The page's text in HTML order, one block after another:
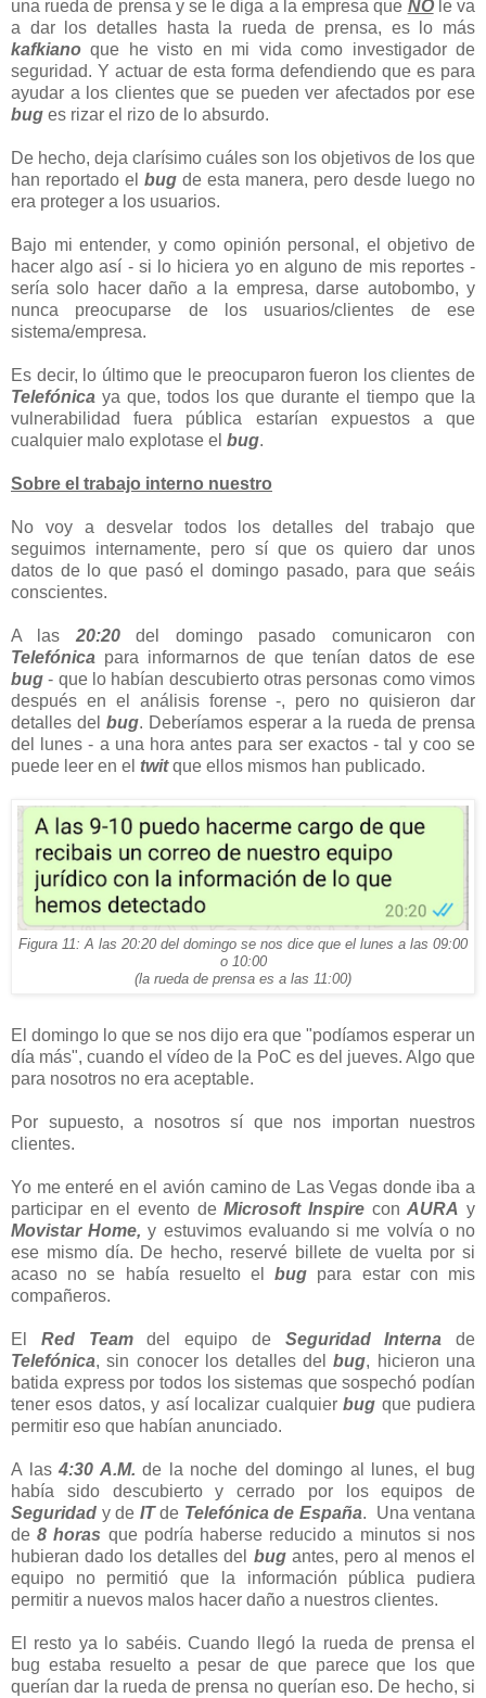
una rueda de prensa y se le diga a la empresa que NOle va
a dar los detalles hasta la rueda de prensa, es lo más
kafkiano que he visto en mi vida como investigador de
seguridad. Y actuar de esta forma defendiendo que es para
ayudar a los clientes que se pueden ver afectados por ese
bug es rizar el rizo de lo absurdo.
De hecho, deja clarísimo cuáles son los objetivos de los que
han reportado el bug de esta manera, pero desde luego no
era proteger a los usuarios.
Bajo mi entender, y como opinión personal, el objetivo de
hacer algo así - si lo hiciera yo en alguno de mis reportes -
sería solo hacer daño a la empresa, darse autobombo, y
nunca preocuparse de los usuarios/clientes de ese
sistema/empresa.
Es decir, lo último que le preocuparon fueron los clientes de
Telefónica ya que, todos los que durante el tiempo que la
vulnerabilidad fuera pública estarían expuestos a que
cualquier malo explotase el bug.
Sobre el trabajo interno nuestro
No voy a desvelar todos los detalles del trabajo que
seguimos internamente, pero sí que os quiero dar unos
datos de lo que pasó el domingo pasado, para que seáis
conscientes.
A las 20:20del domingo pasado comunicaron con
Telefónica para informarnos de que tenían datos de ese
bug - que lo habían descubierto otras personas como vimos
después en el análisis forense -, pero no quisieron dar
detalles del bug. Deberíamos esperar a la rueda de prensa
del lunes - a una hora antes para ser exactos - tal y coo se
puede leer en el twitque ellos mismos han publicado.
Figura 11: A las 20:20 del domingo se nos dice que el lunes a las 09:00
o 10:00
(la rueda de prensa es a las 11:00)
El domingo lo que se nos dijo era que "podíamos esperar un
día más", cuando el vídeo de la PoC es del jueves. Algo que
para nosotros no era aceptable.
Por supuesto, a nosotros sí que nos importan nuestros
clientes.
Yo me enteré en el avión camino de Las Vegas donde iba a
participar en el evento deMicrosoft Inspire conAURA y
Movistar Home, y estuvimos evaluando si me volvía o no
ese mismo día. De hecho, reservé billete de vuelta por si
acaso no se había resuelto elbug para estar con mis
compañeros.
El Red Teamdel equipo de Seguridad Interna de
Telefónica, sin conocer los detalles delbug, hicieron una
batida express por todos los sistemas que sospechó podían
tener esos datos, y así localizar cualquierbug que pudiera
permitir eso que habían anunciado.
A las 4:30 A.M. de la noche del domingo al lunes, el bug
había sido descubierto y cerrado por los equipos de
Seguridad y de ITde Telefónica de España. Una ventana
de8 horas que podría haberse reducido a minutos si nos
hubieran dado los detalles del bugantes, pero al menos el
equipo no permitió que la información pública pudiera
permitir a nuevos malos hacer daño a nuestros clientes.
El resto ya lo sabéis. Cuando llegó la rueda de prensa el
bug estaba resuelto a pesar de que parece que los que
querían dar la rueda de prensa no querían eso. De hecho, si